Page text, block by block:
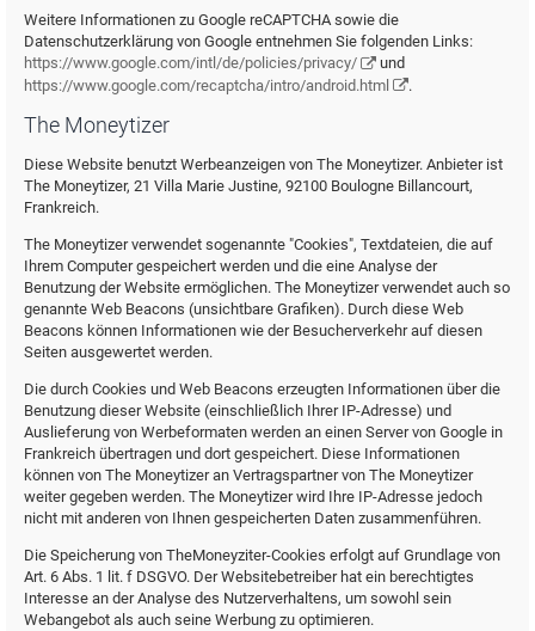
Weitere Informationen zu Google reCAPTCHA sowie die
Datenschutzerklärung von Google entnehmen Sie folgenden Links:
https://www.google.com/intl/de/policies/privacy/
und
https://www.google.com/recaptcha/intro/android.html
.
The Moneytizer
Diese Website benutzt Werbeanzeigen von The Moneytizer. Anbieter ist
The Moneytizer, 21 Villa Marie Justine, 92100 Boulogne Billancourt,
Frankreich.
The Moneytizer verwendet sogenannte "Cookies", Textdateien, die auf
Ihrem Computer gespeichert werden und die eine Analyse der
Benutzung der Website ermöglichen. The Moneytizer verwendet auch so
genannte Web Beacons (unsichtbare Grafiken). Durch diese Web
Beacons können Informationen wie der Besucherverkehr auf diesen
Seiten ausgewertet werden.
Die durch Cookies und Web Beacons erzeugten Informationen über die
Benutzung dieser Website (einschließlich Ihrer IP-Adresse) und
Auslieferung von Werbeformaten werden an einen Server von Google in
Frankreich übertragen und dort gespeichert. Diese Informationen
können von The Moneytizer an Vertragspartner von The Moneytizer
weiter gegeben werden. The Moneytizer wird Ihre IP-Adresse jedoch
nicht mit anderen von Ihnen gespeicherten Daten zusammenführen.
Die Speicherung von TheMoneyziter-Cookies erfolgt auf Grundlage von
Art. 6 Abs. 1 lit. f DSGVO. Der Websitebetreiber hat ein berechtigtes
Interesse an der Analyse des Nutzerverhaltens, um sowohl sein
Webangebot als auch seine Werbung zu optimieren.